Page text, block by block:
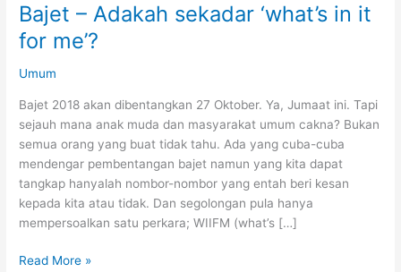
Bajet – Adakah sekadar ‘what’s in it
for me’?
Umum
Bajet 2018 akan dibentangkan 27 Oktober. Ya, Jumaat ini. Tapi
sejauh mana anak muda dan masyarakat umum cakna? Bukan
semua orang yang buat tidak tahu. Ada yang cuba-cuba
mendengar pembentangan bajet namun yang kita dapat
tangkap hanyalah nombor-nombor yang entah beri kesan
kepada kita atau tidak. Dan segolongan pula hanya
mempersoalkan satu perkara; WIIFM (what’s […]
Bajet
Read More »